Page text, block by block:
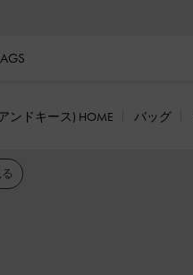
ンドキース) HOME バッグ